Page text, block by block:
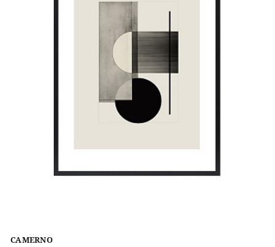
CAMERNO